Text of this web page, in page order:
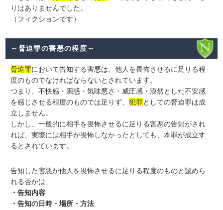
りはありませんでした。
（フィクションです）
～脅迫罪の害悪の程度～
脅迫罪において告知する害悪は、他人を畏怖させるに足りる程
度のものでなければならないとされています。
つまり、不快感・困惑・気味悪さ・威圧感・漠然とした不安感
を感じさせる程度のものでは足りず、犯罪としての脅迫罪は成
立しません。
しかし、一般的に相手を畏怖させるに足りる害悪の告知がされ
れば、実際には相手が畏怖しなかったとしても、本罪が成立す
るとされています。
告知した害悪が他人を畏怖させるに足りる程度のものと認めら
れる否かは、
・告知内容
・告知の日時・場所・方法